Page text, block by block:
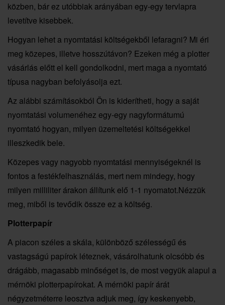
közben, bár ez utóbbiak arányában egy-egy tervlapra
levetítve kisebbek.
Hogyan lehet a nyomtatási költségekből lefaragni? Mi éri
meg közepes, illetve hosszútávon? Ezeken még a plotter
vásárlás előtt el kell gondolkodni, mert maga a nyomtató
típusa nagyban befolyásolja ezt.
Az alábbi számításokból Ön is kiderítheti, hogy a saját
nyomtatási volumenéhez egy-egy nagyformátumú
nyomtató hogyan, milyen üzemeltetési költségekkel
illeszkedik bele.
Közepes vagy nagyobb nyomtatási mennyiségeknél is
fontos a festékfelhasználás, mert nem mindegy, hogy
milyen milliliter árakon állítunk elő 1-1 nyomatot.Nézzük
meg, miből is tevődik össze ez a költség.
Plotterpapír
A piacon széles a skála, különböző szélességű és
vastagságú papírok léteznek, vásárolhatunk olcsóbb és
drágább, magasabb minőséget is, de most vegyük alapul a
mérnöki plotterpapírokat. A mérnöki papír árát
négyzetméterre leosztva adjuk meg, így keskenyebb,